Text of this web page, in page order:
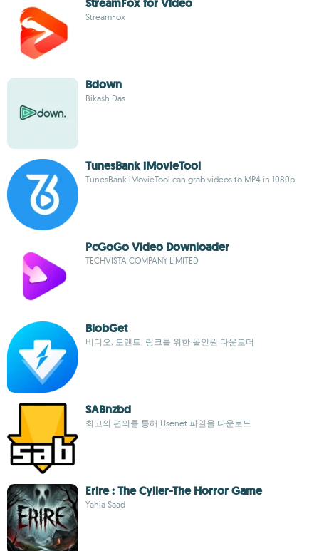
StreamFox for Video
StreamFox
Bdown
Bikash Das
TunesBank iMovieTool
TunesBank iMovieTool can grab videos to MP4 in 1080p
PcGoGo Video Downloader
TECHVISTA COMPANY LIMITED
BlobGet
비디오, 토렌트, 링크를 위한 올인원 다운로더
SABnzbd
최고의 편의를 통해 Usenet 파일을 다운로드
Erire : The Cyller-The Horror Game
Yahia Saad